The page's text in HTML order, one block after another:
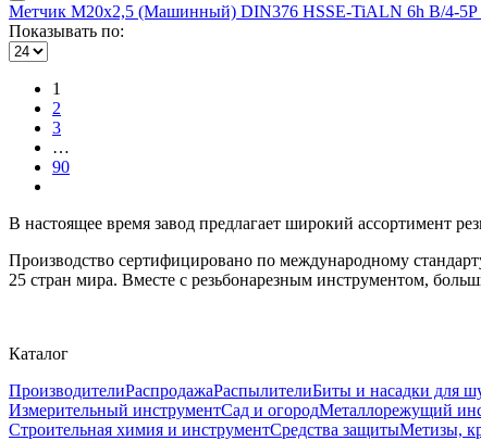
Метчик М20х2,5 (Машинный) DIN376 HSSE-TiALN 6h B/4-5P
Показывать по:
1
2
3
…
90
В настоящее время завод предлагает широкий ассортимент
Производство сертифицировано по международному
25 стран мира. Вместе с резьбонарезным инструментом,
Каталог
ПроизводителиРаспродажаРаспылителиБиты и насадки для
Измерительный инструментСад и огородМеталлорежущий
Строительная химия и инструментСредства защитыМетизы,